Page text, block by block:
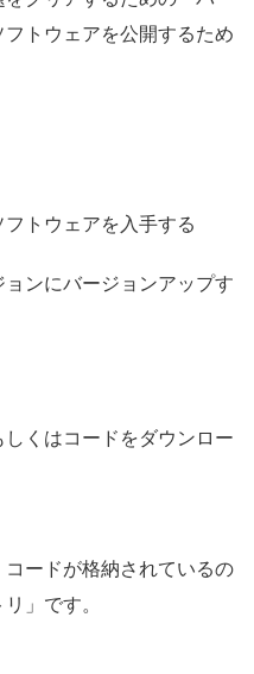
トウェアを公開するため
フトウェアを入手する
ョンにバージョンアップす
くはコードをダウンロー
ードが格納されているの
」です。